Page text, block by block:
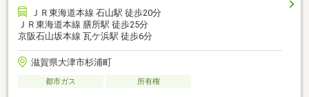
ＪＲ東海道本線 石山駅 徒歩20分
ＪＲ東海道本線 膳所駅 徒歩25分
京阪石山坂本線 瓦ケ浜駅 徒歩6分
滋賀県大津市杉浦町
都市ガス 所有権